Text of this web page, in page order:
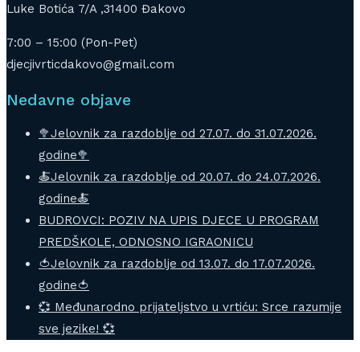
Luke Botića 7/A ,31400 Đakovo
7:00 – 15:00 (Pon-Pet)
djecjivrticdakovo@gmail.com
Nedavne objave
🥦Jelovnik za razdoblje od 27.07. do 31.07.2026.
godine🥦
🍝Jelovnik za razdoblje od 20.07. do 24.07.2026.
godine🍝
BUDROVCI: POZIV NA UPIS DJECE U PROGRAM
PREDŠKOLE, ODNOSNO IGRAONICU
🍅Jelovnik za razdoblje od 13.07. do 17.07.2026.
godine🍅
💞 Međunarodno prijateljstvo u vrtiću: Srce razumije
sve jezike! 💞